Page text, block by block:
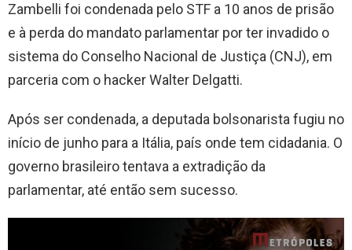
Zambelli foi condenada pelo STF a 10 anos de prisão
e à perda do mandato parlamentar por ter invadido o
sistema do Conselho Nacional de Justiça (CNJ), em
parceria com o hacker Walter Delgatti.
Após ser condenada, a deputada bolsonarista fugiu no
início de junho para a Itália, país onde tem cidadania. O
governo brasileiro tentava a extradição da
parlamentar, até então sem sucesso.